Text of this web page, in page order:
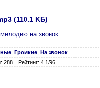
(110.1 KБ)
мелодию на звонок
Громкие На звонок
288 Рейтинг: 4.1/96